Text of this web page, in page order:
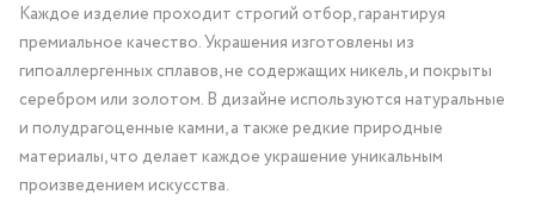
Каждое изделие проходит строгий отбор, гарантируя
премиальное качество. Украшения изготовлены из
гипоаллергенных сплавов, не содержащих никель, и покрыты
серебром или золотом. В дизайне используются натуральные
и полудрагоценные камни, а также редкие природные
материалы, что делает каждое украшение уникальным
произведением искусства.